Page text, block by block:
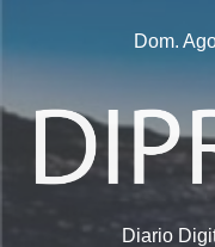
Dom.
Diario